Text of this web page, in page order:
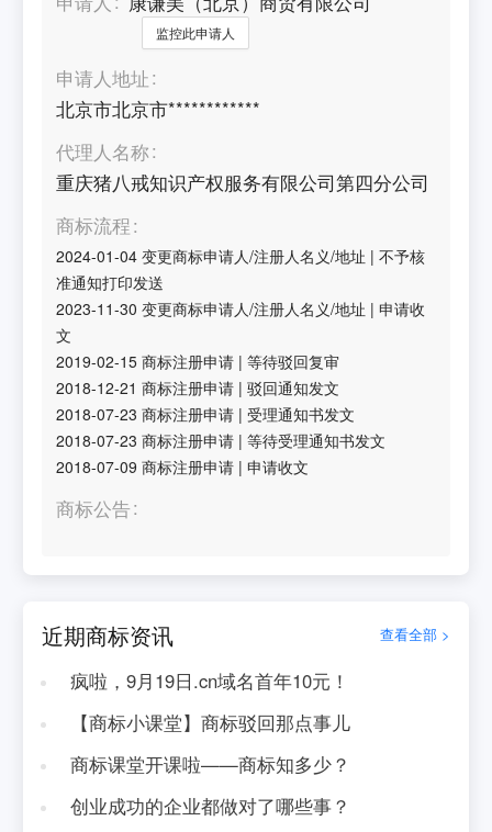
监控此申请人
申请人地址
北京市北京市************
代理人名称
重庆猪八戒知识产权服务有限公司第四分公司
商标流程
2024-01-04 变更商标申请人/注册人名义/地址 |不予核
准通知打印发送
2023-11-30 变更商标申请人/注册人名义/地址 |申请收
文
2019-02-15 商标注册申请 |等待驳回复审
2018-12-21 商标注册申请 |驳回通知发文
2018-07-23 商标注册申请 |受理通知书发文
2018-07-23 商标注册申请 |等待受理通知书发文
2018-07-09 商标注册申请 |申请收文
商标公告
近期商标资讯 查看全部 >
疯啦，9月19日.cn域名首年10元！
【商标小课堂】商标驳回那点事儿
商标课堂开课啦——商标知多少？
创业成功的企业都做对了哪些事？